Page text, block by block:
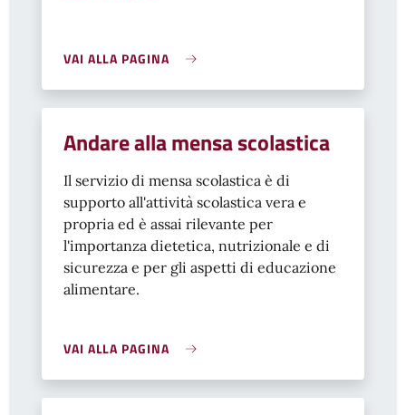
VAI ALLA PAGINA
Andare alla mensa scolastica
Il servizio di mensa scolastica è di
supporto all'attività scolastica vera e
propria ed è assai rilevante per
l'importanza dietetica, nutrizionale e di
sicurezza e per gli aspetti di educazione
alimentare.
VAI ALLA PAGINA